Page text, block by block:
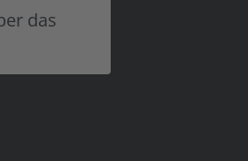
das